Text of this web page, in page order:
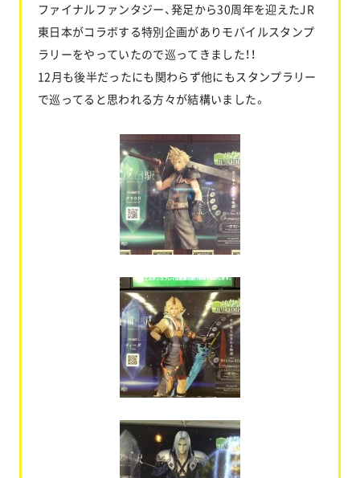
ファイナルファンタジー、発足から30周年を迎えたJR
東日本がコラボする特別企画がありモバイルスタンプ
ラリーをやっていたので巡ってきました！！
12月も後半だったにも関わらず他にもスタンプラリー
で巡ってると思われる方々が結構いました。